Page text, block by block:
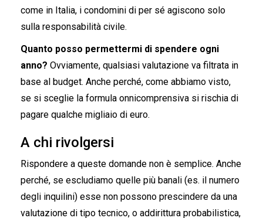
come in Italia, i condomini di per sé agiscono solo
sulla responsabilità civile.
Quanto posso permettermi di spendere ogni
anno? Ovviamente, qualsiasi valutazione va filtrata in
base al budget. Anche perché, come abbiamo visto,
se si sceglie la formula onnicomprensiva si rischia di
pagare qualche migliaio di euro.
A chi rivolgersi
Rispondere a queste domande non è semplice. Anche
perché, se escludiamo quelle più banali (es. il numero
degli inquilini) esse non possono prescindere da una
valutazione di tipo tecnico, o addirittura probabilistica,